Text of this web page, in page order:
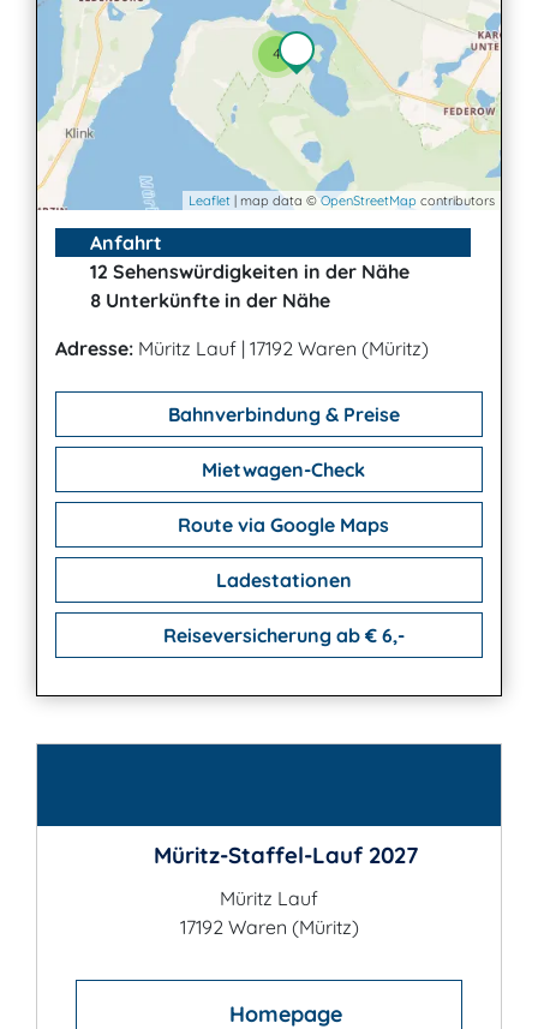
4
Leaflet | map data ©OpenStreetMap contributors
Anfahrt
12 Sehenswürdigkeiten in der Nähe
8 Unterkünfte in der Nähe
Adresse: Müritz Lauf | 17192 Waren (Müritz)
Bahnverbindung & Preise
Mietwagen-Check
Route via Google Maps
Ladestationen
Reiseversicherung ab € 6,-
Müritz-Staffel-Lauf 2027
Müritz Lauf
17192 Waren (Müritz)
Homepage